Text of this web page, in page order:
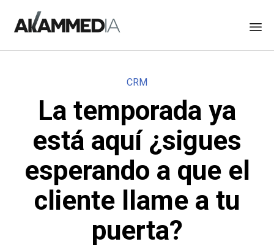
content
La temporada ya
está aquí ¿sigues
esperando a que el
cliente llame a tu
puerta?
Category
CRM